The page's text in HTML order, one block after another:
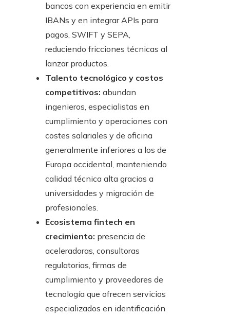
bancos con experiencia en emitir
IBANs y en integrar APIs para
pagos, SWIFT y SEPA,
reduciendo fricciones técnicas al
lanzar productos.
Talento tecnológico y costos
competitivos: abundan
ingenieros, especialistas en
cumplimiento y operaciones con
costes salariales y de oficina
generalmente inferiores a los de
Europa occidental, manteniendo
calidad técnica alta gracias a
universidades y migración de
profesionales.
Ecosistema fintech en
crecimiento: presencia de
aceleradoras, consultoras
regulatorias, firmas de
cumplimiento y proveedores de
tecnología que ofrecen servicios
especializados en identificación